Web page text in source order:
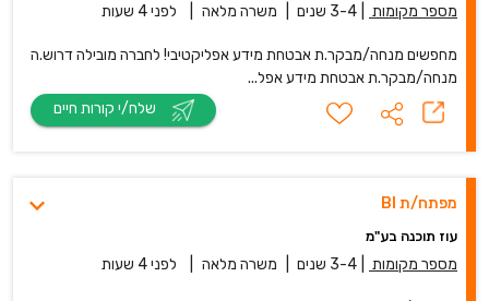
מספר מקומות 3-4 שנים משרה מלאה לפני 4 שעות
מחפשים מנחה/מבקר.ת אבטחת מידע אפליקטיבי! לחברה מובילה דרוש.ה
מנחה/מבקר.ת אבטחת מידע אפל...
מפתח/ת BI
עוז תוכנה בע"מ
מספר מקומות 3-4 שנים משרה מלאה לפני 4 שעות